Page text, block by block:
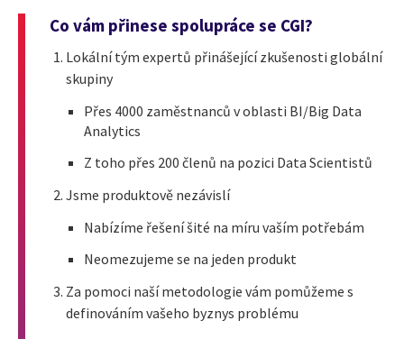
Co vám přinese spolupráce se CGI?
Lokální tým expertů přinášející zkušenosti globální
skupiny
Přes 4000 zaměstnanců v oblasti BI/Big Data
Analytics
Z toho přes 200 členů na pozici Data Scientistů
Jsme produktově nezávislí
Nabízíme řešení šité na míru vaším potřebám
Neomezujeme se na jeden produkt
Za pomoci naší metodologie vám pomůžeme s
definováním vašeho byznys problému